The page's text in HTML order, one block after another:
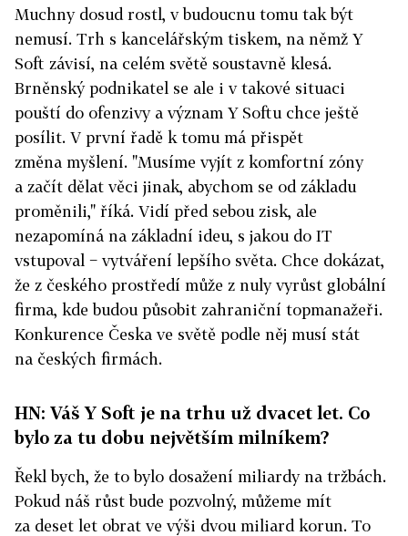
Muchny dosud rostl, v budoucnu tomu tak být
nemusí. Trh s kancelářským tiskem, na němž Y
Soft závisí, na celém světě soustavně klesá.
Brněnský podnikatel se ale i v takové situaci
pouští do ofenzivy a význam Y Softu chce ještě
posílit. V první řadě k tomu má přispět
změna myšlení. "Musíme vyjít z komfortní zóny
a začít dělat věci jinak, abychom se od základu
proměnili," říká. Vidí před sebou zisk, ale
nezapomíná na základní ideu, s jakou do IT
vstupoval − vytváření lepšího světa. Chce dokázat,
že z českého prostředí může z nuly vyrůst globální
firma, kde budou působit zahraniční topmanažeři.
Konkurence Česka ve světě podle něj musí stát
na českých firmách.
HN: Váš Y Soft je na trhu už dvacet let. Co
bylo za tu dobu největším milníkem?
Řekl bych, že to bylo dosažení miliardy na tržbách.
Pokud náš růst bude pozvolný, můžeme mít
za deset let obrat ve výši dvou miliard korun. To